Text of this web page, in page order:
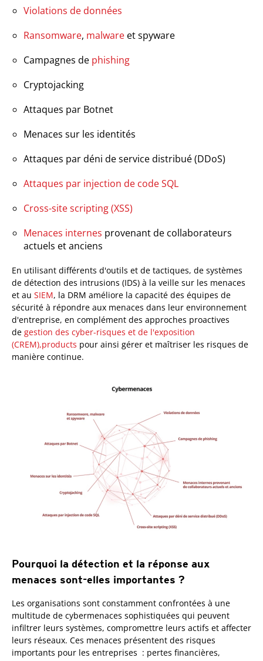
Violations de données
Ransomware, malware et spyware
Campagnes de phishing
Cryptojacking
Attaques par Botnet
Menaces sur les identités
Attaques par déni de service distribué (DDoS)
Attaques par injection de code SQL
Cross-site scripting (XSS)
Menaces internes provenant de collaborateurs
actuels et anciens
En utilisant différents d'outils et de tactiques, de systèmes
de détection des intrusions (IDS) à la veille sur les menaces
et au SIEM, la DRM améliore la capacité des équipes de
sécurité à répondre aux menaces dans leur environnement
d'entreprise, en complément des approches proactives
de gestion des cyber-risques et de l'exposition
(CREM),products pour ainsi gérer et maîtriser les risques de
manière continue.
Pourquoi la détection et la réponse aux
menaces sont-elles importantes ?
Les organisations sont constamment confrontées à une
multitude de cybermenaces sophistiquées qui peuvent
infiltrer leurs systèmes, compromettre leurs actifs et affecter
leurs réseaux. Ces menaces présentent des risques
importants pour les entreprises : pertes financières,